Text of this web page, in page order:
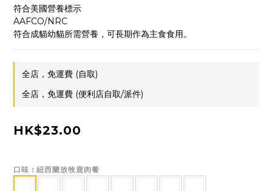
符合美國營養標示
AAFCO/NRC
符合成貓幼貓所需營養，可長期作為主食食用。
全店，免運費 (自取)
全店，免運費 (便利店自取/派件)
HK$23.00
口味 : 紐西蘭放牧鹿肉餐